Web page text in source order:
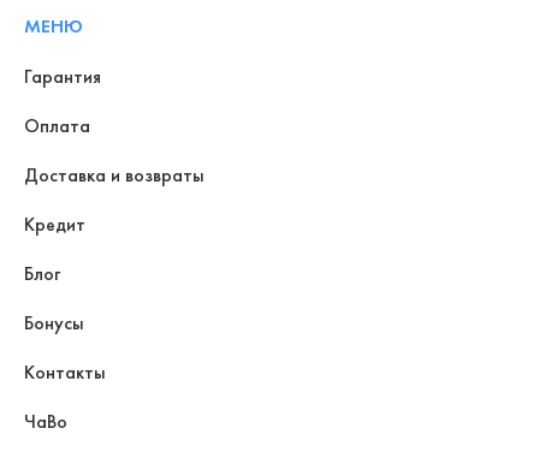
МЕНЮ
Гарантия
Оплата
Доставка и возвраты
Кредит
Блог
Бонусы
Контакты
ЧаВо